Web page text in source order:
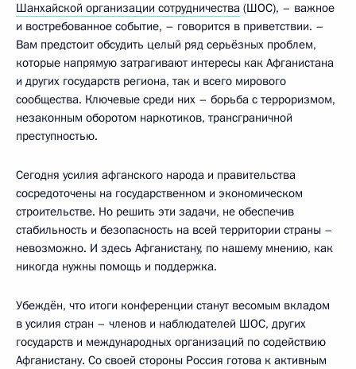
Шанхайской организации сотрудничества (ШОС), – важное
и востребованное событие, – говорится в приветствии. –
Вам предстоит обсудить целый ряд серьёзных проблем,
которые напрямую затрагивают интересы как Афганистана
и других государств региона, так и всего мирового
сообщества. Ключевые среди них – борьба с терроризмом,
незаконным оборотом наркотиков, трансграничной
преступностью.
Сегодня усилия афганского народа и правительства
сосредоточены на государственном и экономическом
строительстве. Но решить эти задачи, не обеспечив
стабильность и безопасность на всей территории страны –
невозможно. И здесь Афганистану, по нашему мнению, как
никогда нужны помощь и поддержка.
Убеждён, что итоги конференции станут весомым вкладом
в усилия стран – членов и наблюдателей ШОС, других
государств и международных организаций по содействию
Афганистану. Со своей стороны Россия готова к активным